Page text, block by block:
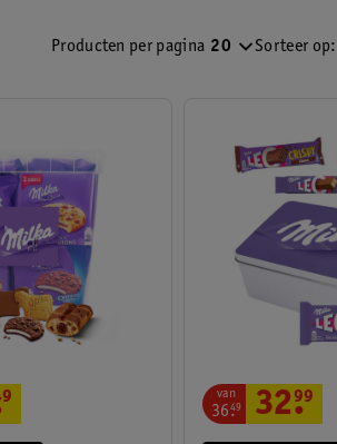
Producten per pagina 20 Sorteer op:
van
36.
49 32.
99